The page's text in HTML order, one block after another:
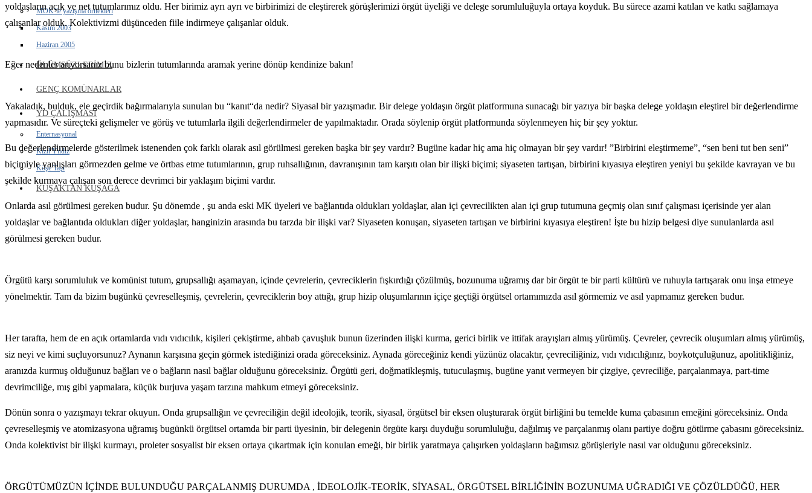
MÖK’le yazışma örnekleri
Kasım 2003
Haziran 2005
ÖLÜMSÜZLERIMIZ
GENÇ KOMÜNARLAR
YD ÇALIŞMASI
Enternasyonal
Kızıl Yıldız
Köşe Taşı
KUŞAKTAN KUŞAĞA
yoldaşların açık ve net tutumlarımız oldu. Her birimiz ayrı ayrı ve birbirimizi de eleştirerek görüşlerimizi örgüt üyeliği ve delege sorumluluğuyla ortaya koyduk. Bu sürece azami katılan ve katkı sağlamaya
çalışanlar olduk. Kolektivizmi düşünceden fiile indirmeye çalışanlar olduk.
Eğer nedenler arıyorsanız bunu bizlerin tutumlarında aramak yerine dönüp kendinize bakın!
Yakaladık, bulduk, ele geçirdik bağırmalarıyla sunulan bu “kanıt“da nedir? Siyasal bir yazışmadır. Bir delege yoldaşın örgüt platformuna sunacağı bir yazıya bir başka delege yoldaşın eleştirel bir değerlendirme
yapmasıdır. Ve süreçteki gelişmeler ve görüş ve tutumlarla ilgili değerlendirmeler de yapılmaktadır. Orada söylenip örgüt platformunda söylenmeyen hiç bir şey yoktur.
Bu değerlendirmelerde gösterilmek istenenden çok farklı olarak asıl görülmesi gereken başka bir şey vardır? Bugüne kadar hiç ama hiç olmayan bir şey vardır! ”Birbirini eleştirmeme”, “sen beni tut ben seni”
biçimiyle yanlışları görmezden gelme ve örtbas etme tutumlarının, grup ruhsallığının, davranışının tam karşıtı olan bir ilişki biçimi; siyaseten tartışan, birbirini kıyasıya eleştiren yeniyi bu şekilde kavrayan ve bu
şekilde kurmaya çalışan son derece devrimci bir yaklaşım biçimi vardır.
Onlarda asıl görülmesi gereken budur. Şu dönemde , şu anda eski MK üyeleri ve bağlantıda oldukları yoldaşlar, alan içi çevrecilikten alan içi grup tutumuna geçmiş olan sınıf çalışması içerisinde yer alan
yoldaşlar ve bağlantıda oldukları diğer yoldaşlar, hanginizin arasında bu tarzda bir ilişki var? Siyaseten konuşan, siyaseten tartışan ve birbirini kıyasıya eleştiren! İşte bu hizip belgesi diye sunulanlarda asıl
görülmesi gereken budur.
Örgütü karşı sorumluluk ve komünist tutum, grupsallığı aşamayan, içinde çevrelerin, çevreciklerin fışkırdığı çözülmüş, bozunuma uğramış dar bir örgüt te bir parti kültürü ve ruhuyla tartışarak onu inşa etmeye
yönelmektir. Tam da bizim bugünkü çevreselleşmiş, çevrelerin, çevreciklerin boy attığı, grup hizip oluşumlarının içiçe geçtiği örgütsel ortamımızda asıl görmemiz ve asıl yapmamız gereken budur.
Her tarafta, hem de en açık ortamlarda vıdı vıdıcılık, kişileri çekiştirme, ahbab çavuşluk bunun üzerinden ilişki kurma, gerici birlik ve ittifak arayışları almış yürümüş. Çevreler, çevrecik oluşumları almış yürümüş,
siz neyi ve kimi suçluyorsunuz? Aynanın karşısına geçin görmek istediğinizi orada göreceksiniz. Aynada göreceğiniz kendi yüzünüz olacaktır, çevreciliğiniz, vıdı vıdıcılığınız, boykotçuluğunuz, apolitikliğiniz,
aranızda kurmuş olduğunuz bağları ve o bağların nasıl bağlar olduğunu göreceksiniz. Örgütü geri, doğmatikleşmiş, tutuculaşmış, bugüne yanıt vermeyen bir çizgiye, çevreciliğe, parçalanmaya, part-time
devrimciliğe, mış gibi yapmalara, küçük burjuva yaşam tarzına mahkum etmeyi göreceksiniz.
Dönün sonra o yazışmayı tekrar okuyun. Onda grupsallığın ve çevreciliğin değil ideolojik, teorik, siyasal, örgütsel bir eksen oluşturarak örgüt birliğini bu temelde kuma çabasının emeğini göreceksiniz. Onda
çevreselleşmiş ve atomizasyona uğramış bugünkü örgütsel ortamda bir parti üyesinin, bir delegenin örgüte karşı duyduğu sorumluluğu, dağılmış ve parçalanmış olanı partiye doğru götürme çabasını göreceksiniz.
Onda kolektivist bir ilişki kurmayı, proleter sosyalist bir eksen ortaya çıkartmak için konulan emeği, bir birlik yaratmaya çalışırken yoldaşların bağımsız görüşleriyle nasıl var olduğunu göreceksiniz.
ÖRGÜTÜMÜZÜN İÇİNDE BULUNDUĞU PARÇALANMIŞ DURUMDA , İDEOLOJİK-TEORİK, SİYASAL, ÖRGÜTSEL BİRLİĞİNİN BOZUNUMA UĞRADIĞI VE ÇÖZÜLDÜĞÜ, HER